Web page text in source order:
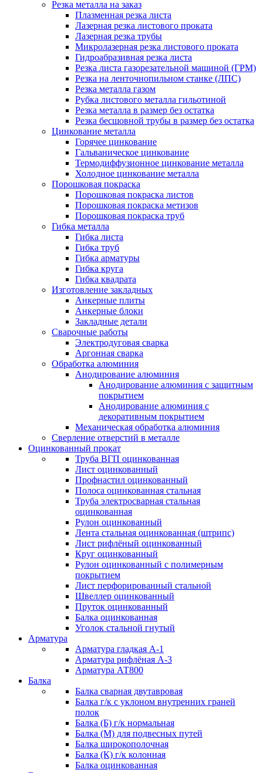
Резка металла на заказ
Плазменная резка листа
Лазерная резка листового проката
Лазерная резка трубы
Микролазерная резка листового проката
Гидроабразивная резка листа
Резка листа газорезательной машиной (ГРМ)
Резка на ленточнопильном станке (ЛПС)
Резка металла газом
Рубка листового металла гильотиной
Резка металла в размер без остатка
Резка бесшовной трубы в размер без остатка
Цинкование металла
Горячее цинкование
Гальваническое цинкование
Термодиффузионное цинкование металла
Холодное цинкование металла
Порошковая покраска
Порошковая покраска листов
Порошковая покраска метизов
Порошковая покраска труб
Гибка металла
Гибка листа
Гибка труб
Гибка арматуры
Гибка круга
Гибка квадрата
Изготовление закладных
Анкерные плиты
Анкерные блоки
Закладные детали
Сварочные работы
Электродуговая сварка
Аргонная сварка
Обработка алюминия
Анодирование алюминия
Анодирование алюминия с защитным
покрытием
Анодирование алюминия с
декоративным покрытием
Механическая обработка алюминия
Сверление отверстий в металле
Оцинкованный прокат
Труба ВГП оцинкованная
Лист оцинкованный
Профнастил оцинкованный
Полоса оцинкованная стальная
Труба электросварная стальная
оцинкованная
Рулон оцинкованный
Лента стальная оцинкованная (штрипс)
Лист рифлёный оцинкованный
Круг оцинкованный
Рулон оцинкованный с полимерным
покрытием
Лист перфорированный стальной
Швеллер оцинкованный
Пруток оцинкованный
Балка оцинкованная
Уголок стальной гнутый
Арматура
Арматура гладкая А-1
Арматура рифлёная А-3
Арматура АТ800
Балка
Балка сварная двутавровая
Балка г/к с уклоном внутренних граней
полок
Балка (Б) г/к нормальная
Балка (М) для подвесных путей
Балка широкополочная
Балка (К) г/к колонная
Балка оцинкованная